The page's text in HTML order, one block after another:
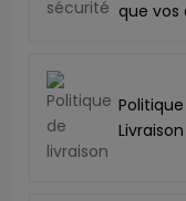
que vos